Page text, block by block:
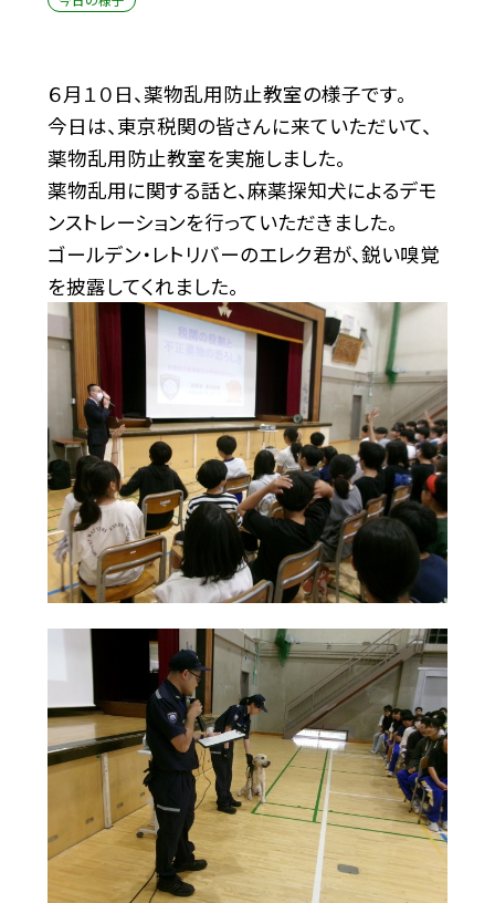
６月１０日、薬物乱用防止教室の様子です。
今日は、東京税関の皆さんに来ていただいて、
薬物乱用防止教室を実施しました。
薬物乱用に関する話と、麻薬探知犬によるデモ
ンストレーションを行っていただきました。
ゴールデン・レトリバーのエレク君が、鋭い嗅覚
を披露してくれました。